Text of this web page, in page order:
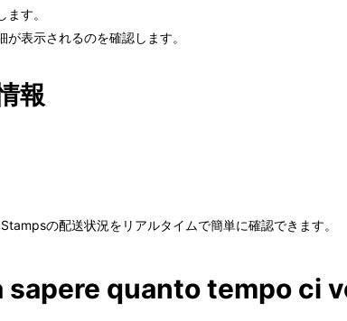
ます。
表示されるのを確認します。
報
の配送状況をリアルタイムで簡単に確認できます。
sapere quanto tempo ci